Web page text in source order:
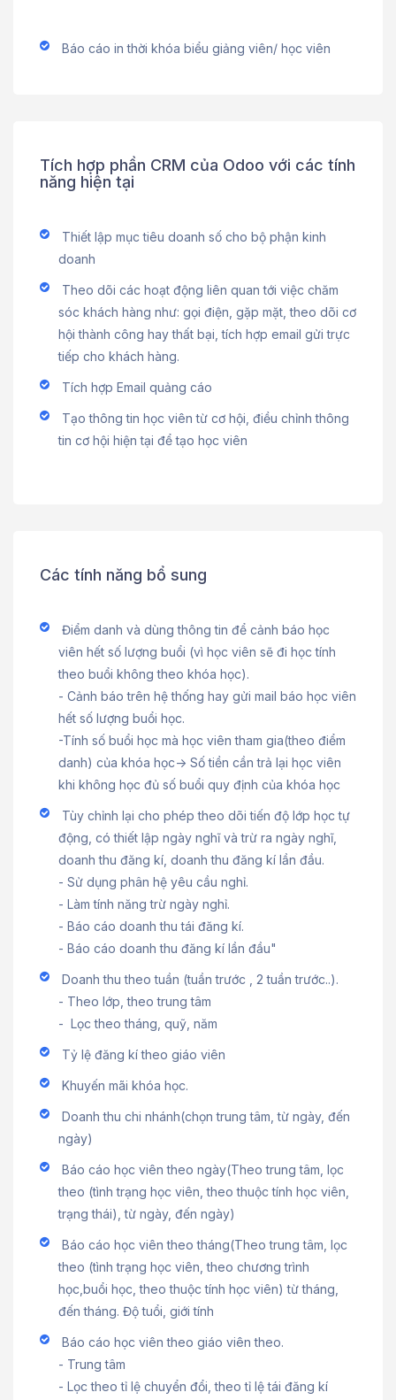
Báo cáo in thời khóa biểu giảng viên/ học viên
Tích hợp phần CRM của Odoo với các tính
năng hiện tại
Thiết lập mục tiêu doanh số cho bộ phận kinh
doanh
Theo dõi các hoạt động liên quan tới việc chăm
sóc khách hàng như: gọi điện, gặp mặt, theo dõi cơ
hội thành công hay thất bại, tích hợp email gửi trực
tiếp cho khách hàng.
Tích hợp Email quảng cáo
Tạo thông tin học viên từ cơ hội, điều chỉnh thông
tin cơ hội hiện tại để tạo học viên
Các tính năng bổ sung
Điểm danh và dùng thông tin để cảnh báo học
viên hết số lượng buổi (vì học viên sẽ đi học tính
theo buổi không theo khóa học).
- Cảnh báo trên hệ thống hay gửi mail báo học viên
hết số lượng buổi học.
-Tính số buổi học mà học viên tham gia(theo điểm
danh) của khóa học-> Số tiền cần trả lại học viên
khi không học đủ số buổi quy định của khóa học
Tùy chỉnh lại cho phép theo dõi tiến độ lớp học tự
động, có thiết lập ngày nghĩ và trừ ra ngày nghĩ,
doanh thu đăng kí, doanh thu đăng kí lần đầu.
- Sử dụng phân hệ yêu cầu nghỉ.
- Làm tính năng trừ ngày nghỉ.
- Báo cáo doanh thu tái đăng kí.
- Báo cáo doanh thu đăng kí lần đầu"
Doanh thu theo tuần (tuần trước , 2 tuần trước..).
- Theo lớp, theo trung tâm
- Lọc theo tháng, quỹ, năm
Tỷ lệ đăng kí theo giáo viên
Khuyến mãi khóa học.
Doanh thu chi nhánh(chọn trung tâm, từ ngày, đến
ngày)
Báo cáo học viên theo ngày(Theo trung tâm, lọc
theo (tình trạng học viên, theo thuộc tính học viên,
trạng thái), từ ngày, đến ngày)
Báo cáo học viên theo tháng(Theo trung tâm, lọc
theo (tình trạng học viên, theo chương trình
học,buổi học, theo thuộc tính học viên) từ tháng,
đến tháng. Độ tuổi, giới tính
Báo cáo học viên theo giáo viên theo.
- Trung tâm
- Lọc theo tỉ lệ chuyển đổi, theo tỉ lệ tái đăng kí